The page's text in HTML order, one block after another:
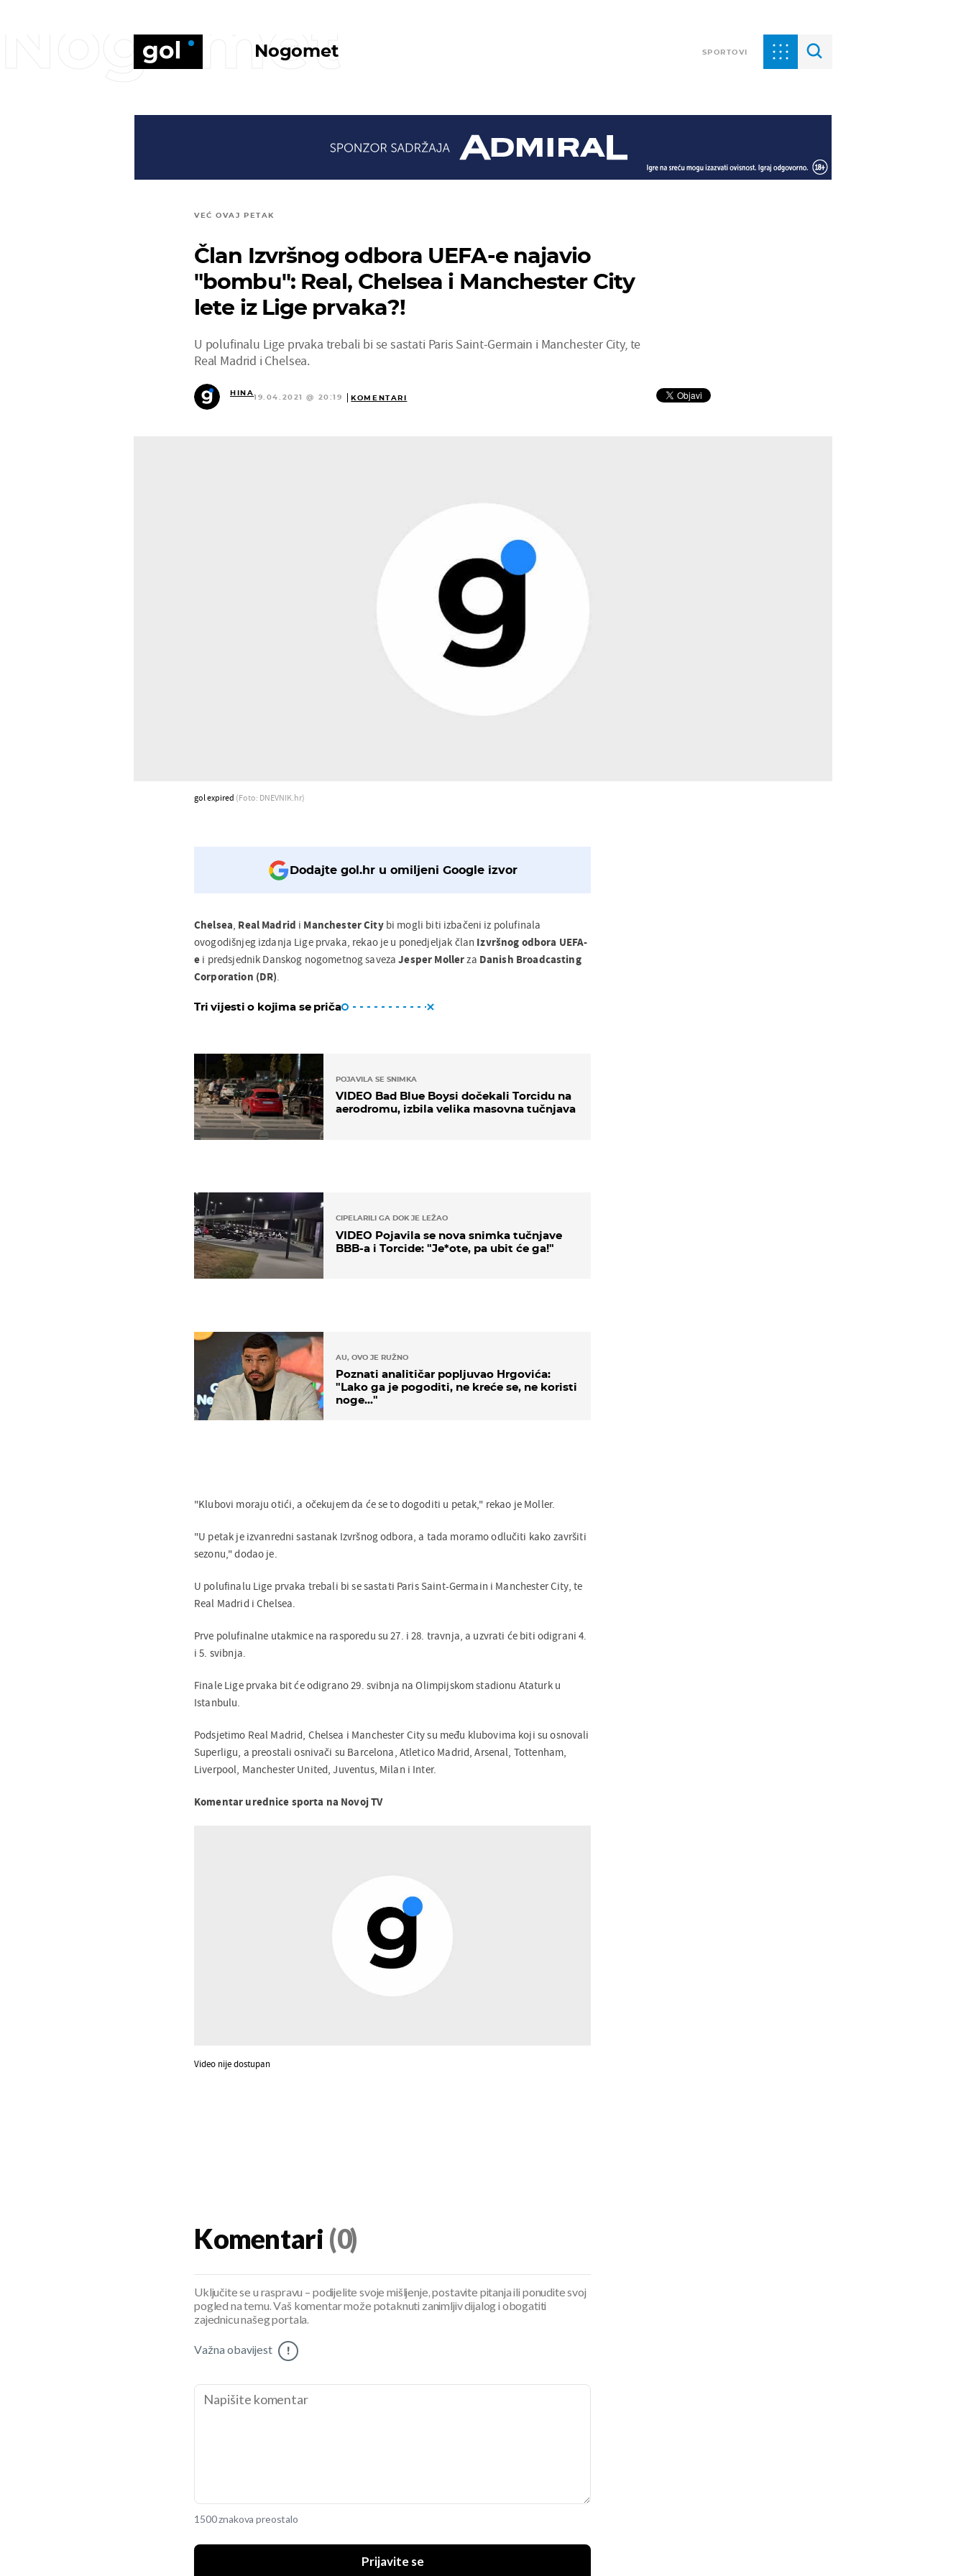
Nogomet SPORTOVI
Nogomet
VEĆ OVAJ PETAK
Član Izvršnog odbora UEFA-e najavio
"bombu": Real, Chelsea i Manchester City
lete iz Lige prvaka?!
U polufinalu Lige prvaka trebali bi se sastati Paris Saint-Germain i Manchester City, te
Real Madrid i Chelsea.
HINA
19.04.2021 @ 20:19 KOMENTARI
gol expired (Foto: DNEVNIK.hr)
Dodajte gol.hr u omiljeni Google izvor
Chelsea, Real Madrid i Manchester Citybi mogli biti izbačeni iz polufinala
ovogodišnjeg izdanja Lige prvaka, rekao je u ponedjeljak član Izvršnog odbora UEFA-
e i predsjednik Danskog nogometnog savezaJesper Mollerza Danish Broadcasting
Corporation (DR).
Tri vijesti o kojima se priča
POJAVILA SE SNIMKA
VIDEO Bad Blue Boysi dočekali Torcidu na
aerodromu, izbila velika masovna tučnjava
CIPELARILI GA DOK JE LEŽAO
VIDEO Pojavila se nova snimka tučnjave
BBB-a i Torcide: "Je*ote, pa ubit će ga!"
AU, OVO JE RUŽNO
Poznati analitičar popljuvao Hrgovića:
"Lako ga je pogoditi, ne kreće se, ne koristi
noge..."
"Klubovi moraju otići, a očekujem da će se to dogoditi u petak," rekao je Moller.
"U petak je izvanredni sastanak Izvršnog odbora, a tada moramo odlučiti kako završiti
sezonu," dodao je.
U polufinalu Lige prvaka trebali bi se sastati Paris Saint-Germain i Manchester City, te
Real Madrid i Chelsea.
Prve polufinalne utakmice na rasporedu su 27. i 28. travnja, a uzvrati će biti odigrani 4.
i 5. svibnja.
Finale Lige prvaka bit će odigrano 29. svibnja na Olimpijskom stadionu Ataturk u
Istanbulu.
Podsjetimo Real Madrid, Chelsea i Manchester City su među klubovima koji su osnovali
Superligu, a preostali osnivači su Barcelona, Atletico Madrid, Arsenal, Tottenham,
Liverpool, Manchester United, Juventus, Milan i Inter.
Komentar urednice sporta na Novoj TV
Video nije dostupan
Komentari (0)
Uključite se u raspravu – podijelite svoje mišljenje, postavite pitanja ili ponudite svoj
pogled na temu. Vaš komentar može potaknuti zanimljiv dijalog i obogatiti
zajednicu našeg portala.
Važna obavijest !
1500 znakova preostalo
Prijavite se